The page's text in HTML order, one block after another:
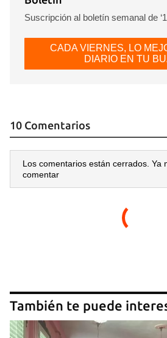
Guardar como favorito
Para poder guardar como
Suscripción al boletín semanal de
CADA VIERNES, LO
DIARIO EN TU
10 Comentarios
Los comentarios están cerrados. Ya
comentar
También te puede